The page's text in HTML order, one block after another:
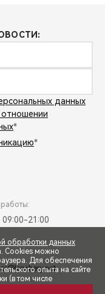
данных
*
*
09:00-21:00
обработки данных
Cookies можно
Для обеспечения
опыта на сайте
(в том числе